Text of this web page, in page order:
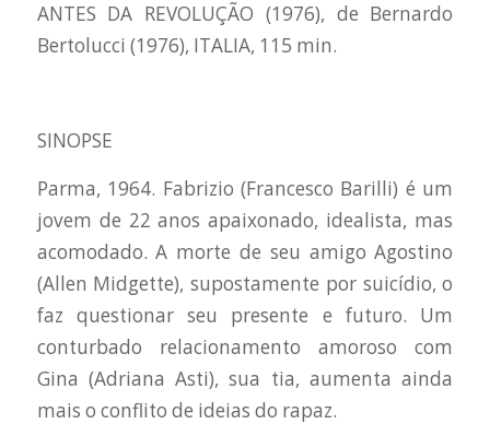
ANTES DA REVOLUÇÃO (1976), de Bernardo
Bertolucci (1976), ITALIA, 115 min.
SINOPSE
Parma, 1964. Fabrizio (Francesco Barilli) é um
jovem de 22 anos apaixonado, idealista, mas
acomodado. A morte de seu amigo Agostino
(Allen Midgette), supostamente por suicídio, o
faz questionar seu presente e futuro. Um
conturbado relacionamento amoroso com
Gina (Adriana Asti), sua tia, aumenta ainda
mais o conflito de ideias do rapaz.